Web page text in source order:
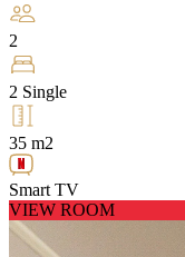
2
2 Single
35 m2
Smart TV
VIEW ROOM